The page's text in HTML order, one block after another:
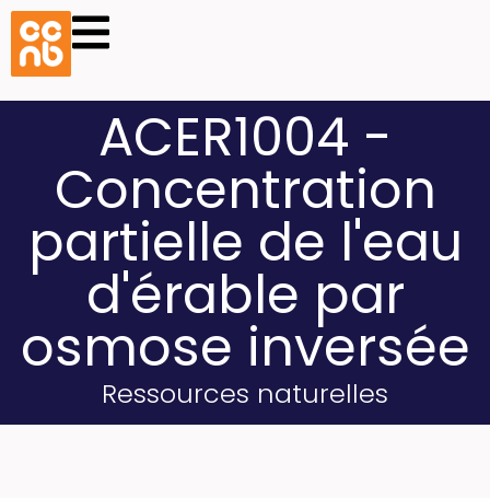
ACER1004 -
Concentration
partielle de l'eau
d'érable par
osmose inversée
Ressources naturelles